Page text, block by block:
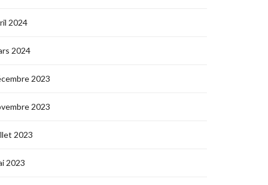
2024
2024
2023
2023
2023
2023